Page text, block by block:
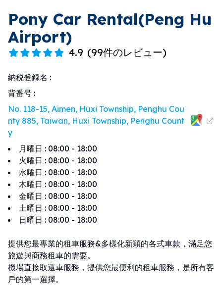
Pony Car Rental(Peng Hu
Airport)
4.9 (99件のレビュー)
納税登録名 :
背番号 :
No. 118-15, Aimen, Huxi Township, Penghu Cou
nty 885, Taiwan, Huxi Township, Penghu Count
y
月曜日 : 08:00 - 18:00
火曜日 : 08:00 - 18:00
水曜日 : 08:00 - 18:00
木曜日 : 08:00 - 18:00
金曜日 : 08:00 - 18:00
土曜日 : 08:00 - 18:00
日曜日 : 08:00 - 18:00
提供您最專業的租車服務&多樣化新穎的各式車款，滿足您
旅遊與商務租車的需要。
機場直接取還車服務，提供您最便利的租車服務，是所有客
戶的第一選擇。